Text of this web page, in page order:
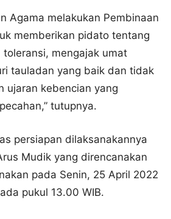
Agama melakukan Pembinaan
memberikan pidato tentang
toleransi, mengajak umat
tauladan yang baik dan tidak
ujaran kebencian yang
tutupnya.
persiapan dilaksanakannya
Mudik yang direncanakan
pada Senin, 25 April 2022
pukul 13.00 WIB.